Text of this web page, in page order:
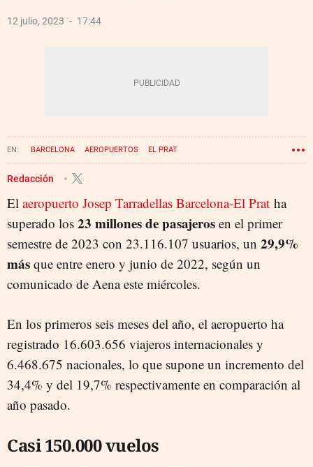
12 julio, 2023 17:44
BARCELONA AEROPUERTOS EL PRAT
Redacción
El aeropuerto Josep Tarradellas Barcelona-El Prat ha
superado los 23 millones de pasajeros en el primer
semestre de 2023 con 23.116.107 usuarios, un 29,9%
más que entre enero y junio de 2022, según un
comunicado de Aena este miércoles.
En los primeros seis meses del año, el aeropuerto ha
registrado 16.603.656 viajeros internacionales y
6.468.675 nacionales, lo que supone un incremento del
34,4% y del 19,7% respectivamente en comparación al
año pasado.
Casi 150.000 vuelos